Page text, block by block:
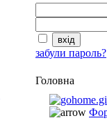
забули пароль?
Головна